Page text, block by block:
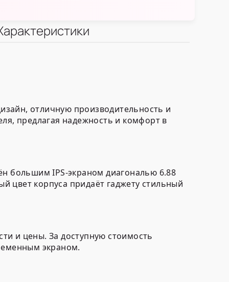
отличную производительность и
предлагая надежность и комфорт в
большим IPS-экраном диагональю 6.88
корпуса придаёт гаджету стильный
и цены. За доступную стоимость
экраном.